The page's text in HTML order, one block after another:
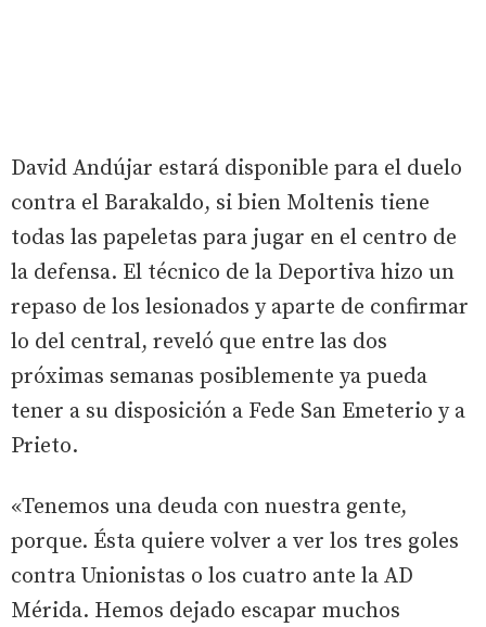
David Andújar estará disponible para el duelo
contra el Barakaldo, si bien Moltenis tiene
todas las papeletas para jugar en el centro de
la defensa. El técnico de la Deportiva hizo un
repaso de los lesionados y aparte de confirmar
lo del central, reveló que entre las dos
próximas semanas posiblemente ya pueda
tener a su disposición a Fede San Emeterio y a
Prieto.
«Tenemos una deuda con nuestra gente,
porque. Ésta quiere volver a ver los tres goles
contra Unionistas o los cuatro ante la AD
Mérida. Hemos dejado escapar muchos